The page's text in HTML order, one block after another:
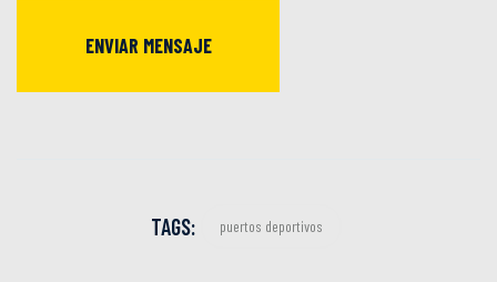
ENVIAR MENSAJE
TAGS: puertos deportivos